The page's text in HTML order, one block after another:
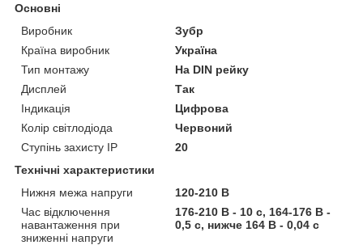
Основні
Виробник
Зубр
Країна виробник
Україна
Тип монтажу
На DIN рейку
Дисплей
Так
Індикація
Цифрова
Колір світлодіода
Червоний
Ступінь захисту IP
20
Технічні характеристики
Нижня межа напруги
120-210 В
Час відключення
навантаження при
зниженні напруги
176-210 В - 10 с, 164-176 В -
0,5 с, нижче 164 В - 0,04 с